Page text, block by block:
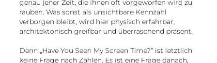
genau jener Zeit, die ihnen oft vorgeworfen wird zu
rauben. Was sonst als unsichtbare Kennzahl
verborgen bleibt, wird hier physisch erfahrbar,
architektonisch greifbar und überraschend präsent.
Denn „Have You Seen My Screen Time?“ ist letztlich
keine Frage nach Zahlen. Es ist eine Frage danach,